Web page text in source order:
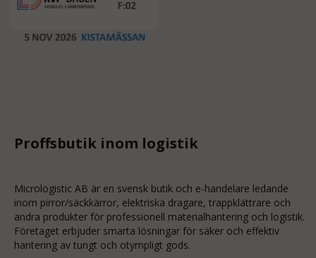
Proffsbutik inom logistik
Micrologistic AB är en svensk butik och e-handelare ledande
inom pirror/säckkärror, elektriska dragare, trappklättrare och
andra produkter för professionell materialhantering och logistik.
Företaget erbjuder smarta lösningar för säker och effektiv
hantering av tungt och otympligt gods.